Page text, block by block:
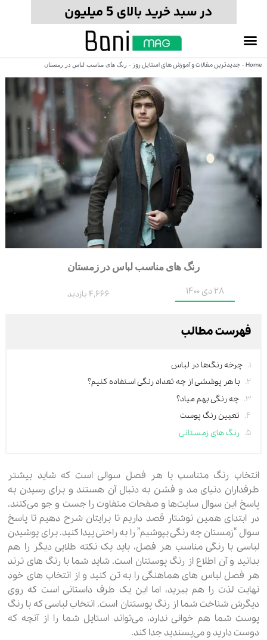
Home
- جدیدترین مقالات و آموزش های استایل روز - رنگ های مناسب لباس در زمستان
رنگ های مناسب لباس در زمستان
28 دی 1400 4,666 بازدید
فهرست مطالب
چرخه رنگ‌ها در لباس
با هر پوششی از چه تعداد رنگی استفاده کنیم؟
چه رنگی بهم میاد؟
تعیین رنگ پوست
رنگ های زمستانی
انتخاب رنگ متناسب با هر فصل سوالی است که شاید بیشتر
طرفداران دنیای مد و فشن به دنبال آن هستند و برای رسیدن به
پاسخ این سوال سایت‎‌ها و صفحات متفاوت را جست و جو می‌کنند.
در ابتدای همین نوشتار قصد داریم تا برایتان شرح دهیم تا پاسخ
سوال “زمستان چه رنگی بپوشیم” را به راحتی پیدا کنید. برای پوشیدن
لباسی با رنگی مناسب هر فصل، باید یک نکته طلایی دیگر را هم
بدانید و آن اطلاع از رنگ پوستتان است. شاید شما با رنگ های ترند
هر فصل لباس های هماهنگی را به تن کنید و از انتخاب های خود
نهایت لذت را هم ببرید، اما این یک طرف داستانی است که روی
دیگرش شناخت شما از رنگ پوستتان است. انتخاب لباسی که با رنگ
پوست شما هم خوانی ندارد، می‌تواند استایل شما را از آنچه که
دوست دارید و می‌پسندید جدا کند.